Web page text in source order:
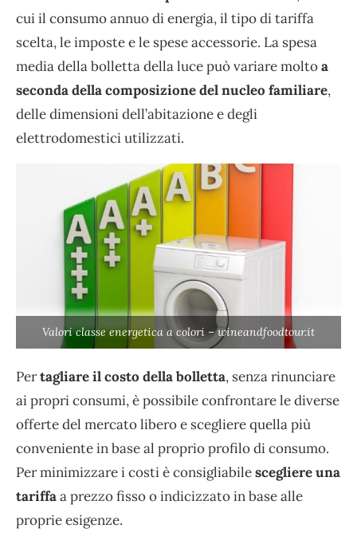
cui il consumo annuo di energia, il tipo di tariffa
scelta, le imposte e le spese accessorie. La spesa
media della bolletta della luce può variare moltoa
seconda della composizione del nucleo familiare,
delle dimensioni dell’abitazione e degli
elettrodomestici utilizzati.
Valori classe energetica a colori – wineandfoodtour.it
Pertagliare il costo della bolletta, senza rinunciare
ai propri consumi, è possibile confrontare le diverse
offerte del mercato libero e scegliere quella più
conveniente in base al proprio profilo di consumo.
Per minimizzare i costi è consigliabilescegliere una
tariffaa prezzo fisso o indicizzato in base alle
proprie esigenze.